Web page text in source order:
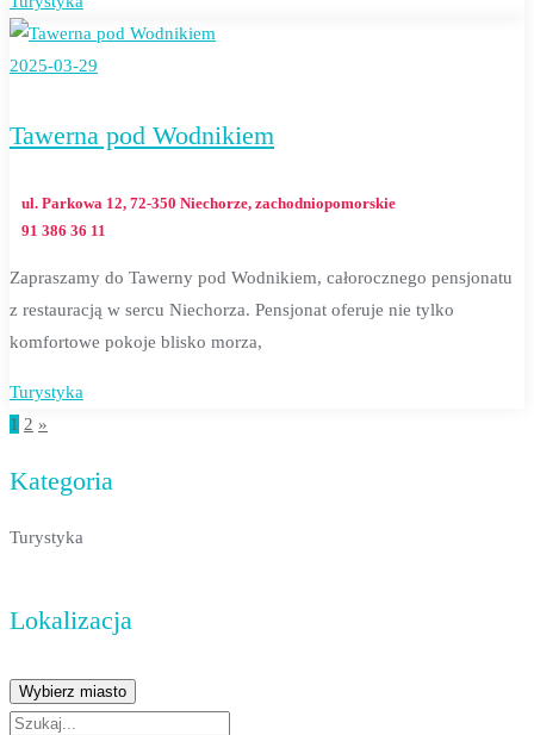
2025-03-29
Tawerna pod Wodnikiem
ul. Parkowa 12, 72-350 Niechorze, zachodniopomorskie
91 386 36 11
Zapraszamy do Tawerny pod Wodnikiem, całorocznego pensjonatu
z restauracją w sercu Niechorza. Pensjonat oferuje nie tylko
komfortowe pokoje blisko morza,
Turystyka
Stronicowanie
wpisów
1 2 »
Kategoria
Turystyka
Lokalizacja
Wybierz miasto